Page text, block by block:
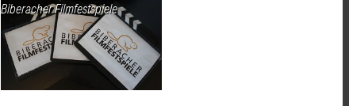
Biberacher Filmfestspiele